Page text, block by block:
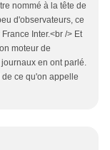
nommé à la tête de
d'observateurs, ce
Inter.<br /> Et
moteur de
en ont parlé.
ce qu'on appelle